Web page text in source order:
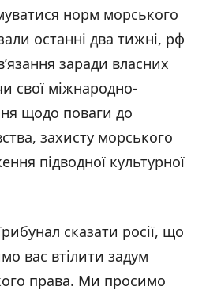
норм морського
останні два тижні, рф
заради власних
свої міжнародно-
щодо поваги до
захисту морського
підводної культурної
сказати росії, що
вас втілити задум
права. Ми просимо